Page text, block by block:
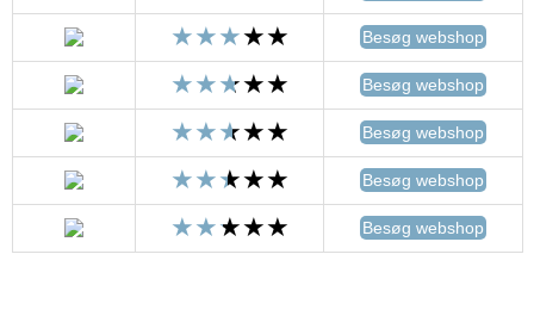
Besøg webshop
Besøg webshop
Besøg webshop
Besøg webshop
Besøg webshop